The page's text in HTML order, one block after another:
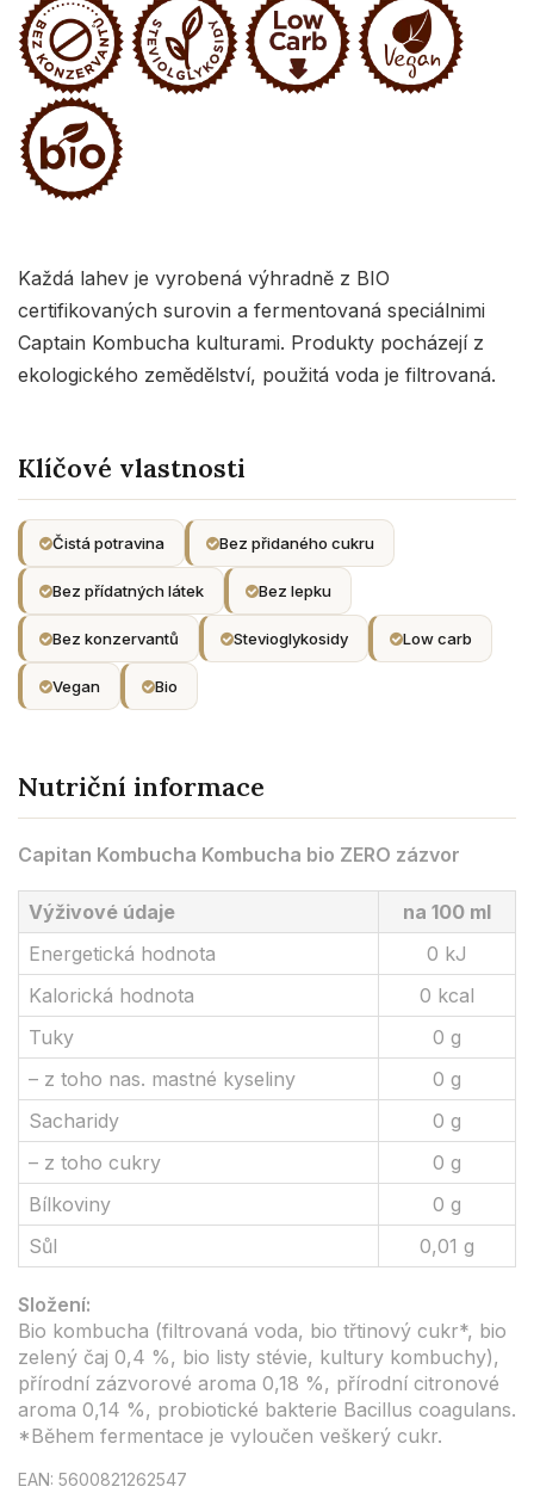
Každá lahev je vyrobená výhradně z BIO
certifikovaných surovin a fermentovaná speciálnimi
Captain Kombucha kulturami. Produkty pocházejí z
ekologického zemědělství, použitá voda je filtrovaná.
Klíčové vlastnosti
Čistá potravina Bez přidaného cukru
Bez přídatných látek Bez lepku
Bez konzervantů Stevioglykosidy Low carb
Vegan Bio
Nutriční informace
Capitan Kombucha Kombucha bio ZERO zázvor
Výživové údaje
na 100 ml
Energetická hodnota
0 kJ
Kalorická hodnota
0 kcal
Tuky
0 g
– z toho nas. mastné kyseliny
0 g
Sacharidy
0 g
– z toho cukry
0 g
Bílkoviny
0 g
Sůl
0,01 g
Složení:
Bio kombucha (filtrovaná voda, bio třtinový cukr*, bio
zelený čaj 0,4 %, bio listy stévie, kultury kombuchy),
přírodní zázvorové aroma 0,18 %, přírodní citronové
aroma 0,14 %, probiotické bakterie Bacillus coagulans.
*Během fermentace je vyloučen veškerý cukr.
EAN: 5600821262547